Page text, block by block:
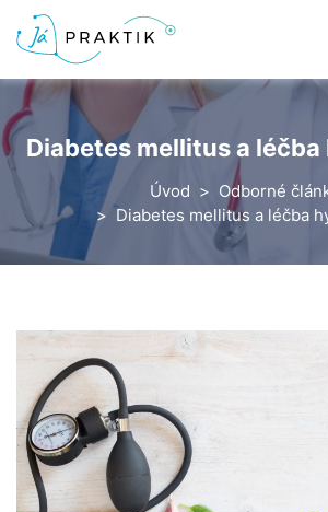
Diabetes mellitus a
Úvod
Odborné
Diabetes mellitus a léčba